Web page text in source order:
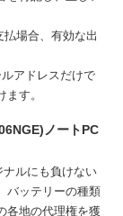
場合、有効な出
アドレスだけで
す。
ノートPC
ルにも負けない
バッテリーの種類
各地の代理権を獲